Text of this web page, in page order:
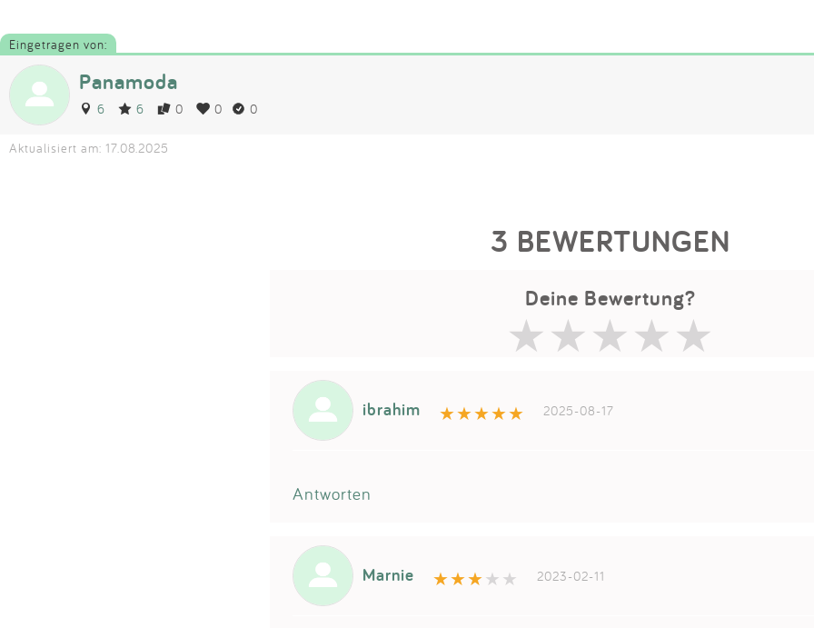
Eingetragen von:
Panamoda
6 6 0 0 0
Aktualisiert am: 17.08.2025
3 BEWERTUNGEN
Deine Bewertung?
ibrahim 2025-08-17
Antworten
Marnie 2023-02-11